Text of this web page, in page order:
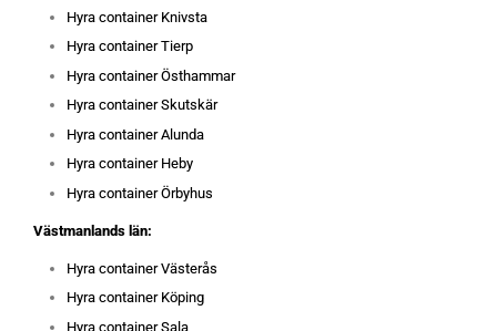
Hyra container Knivsta
Hyra container Tierp
Hyra container Östhammar
Hyra container Skutskär
Hyra container Alunda
Hyra container Heby
Hyra container Örbyhus
Västmanlands län:
Hyra container Västerås
Hyra container Köping
Hyra container Sala